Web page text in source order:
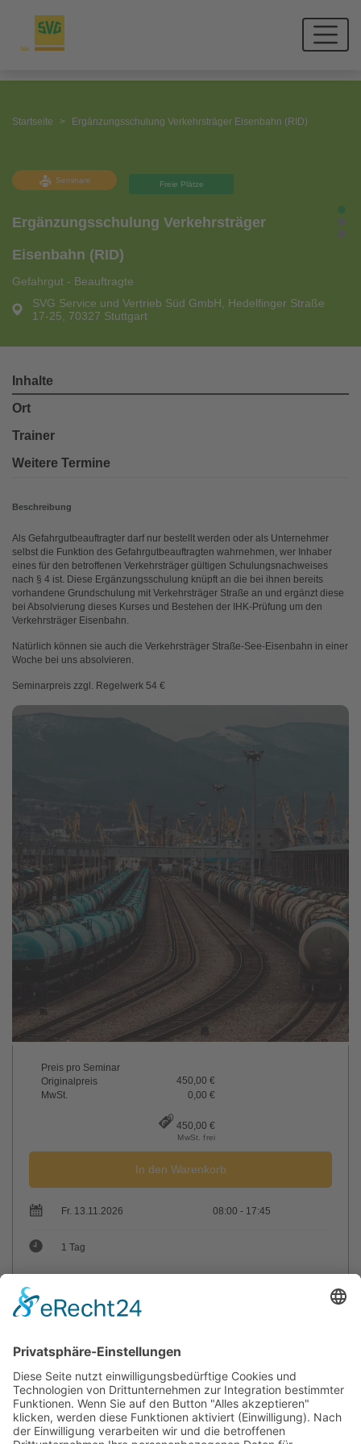
Startseite Ergänzungsschulung Verkehrsträger Eisenbahn (RID)
Seminare Freie Plätze
Ergänzungsschulung Verkehrsträger
Eisenbahn (RID)
Gefahrgut - Beauftragte
SVG Service und Vertrieb Süd GmbH, Hedelfinger Straße
17-25, 70327 Stuttgart
Inhalte
Ort
Trainer
Weitere Termine
Beschreibung
Als Gefahrgutbeauftragter darf nur bestellt werden oder als Unternehmer
selbst die Funktion des Gefahrgutbeauftragten wahrnehmen, wer Inhaber
eines für den betroffenen Verkehrsträger gültigen Schulungsnachweises
nach § 4 ist. Diese Ergänzungsschulung knüpft an die bei ihnen bereits
vorhandene Grundschulung mit Verkehrsträger Straße an und ergänzt diese
bei Absolvierung dieses Kurses und Bestehen der IHK-Prüfung um den
Verkehrsträger Eisenbahn.
Natürlich können sie auch die Verkehrsträger Straße-See-Eisenbahn in einer
Woche bei uns absolvieren.
Seminarpreis zzgl. Regelwerk 54 €
Preis pro Seminar
Originalpreis
450,00 €
MwSt.
0,00 €
450,00 €
MwSt. frei
In den Warenkorb
Fr. 13.11.2026 08:00 - 17:45
1 Tag
Sie haben Fragen?